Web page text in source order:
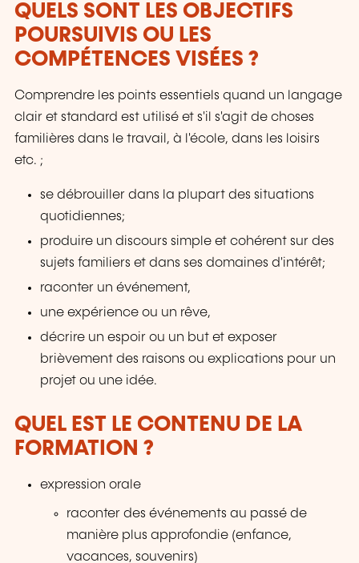
QUELS SONT LES OBJECTIFS
POURSUIVIS OU LES
COMPÉTENCES VISÉES ?
Comprendre les points essentiels quand un langage
clair et standard est utilisé et s'il s'agit de choses
familières dans le travail, à l'école, dans les loisirs
etc. ;
se débrouiller dans la plupart des situations
quotidiennes;
produire un discours simple et cohérent sur des
sujets familiers et dans ses domaines d'intérêt;
raconter un événement,
une expérience ou un rêve,
décrire un espoir ou un but et exposer
brièvement des raisons ou explications pour un
projet ou une idée.
QUEL EST LE CONTENU DE LA
FORMATION ?
expression orale
raconter des événements au passé de
manière plus approfondie (enfance,
vacances, souvenirs)